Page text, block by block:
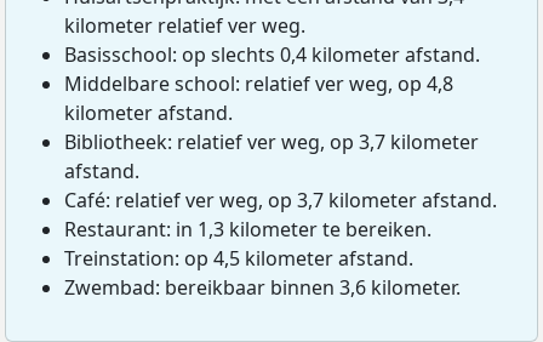
kilometer relatief ver weg.
Basisschool: op slechts 0,4 kilometer afstand.
Middelbare school: relatief ver weg, op 4,8
kilometer afstand.
Bibliotheek: relatief ver weg, op 3,7 kilometer
afstand.
Café: relatief ver weg, op 3,7 kilometer afstand.
Restaurant: in 1,3 kilometer te bereiken.
Treinstation: op 4,5 kilometer afstand.
Zwembad: bereikbaar binnen 3,6 kilometer.